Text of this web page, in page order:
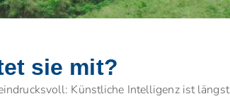
sie mit?
Künstliche Intelligenz ist längst